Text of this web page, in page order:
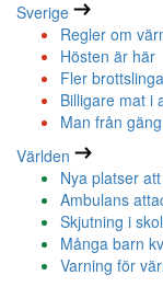
Sverige
Regler om
Hösten är här
Fler
Billigare mat i
Man från
Världen
Nya platser
Ambulans
Skjutning i
Många barn
Varning för